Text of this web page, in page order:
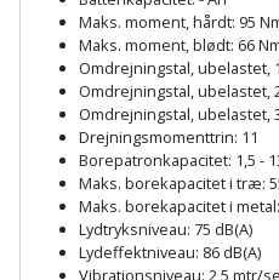
Radonsikring
Rumdeler
Sand
grus
Skruer,
Målebånd
Markeringsværktøj
Mejsel
Murerværktøj
Føringsskinne
Forlængerledning
Fugepistol
Fugtmåler
Gipsskruemaskine
kajak
Havemøbler
Havepleje
Haveredskaber
Maks. moment, hårdt: 95
Maks. moment, blødt: 66
Omdrejningstal, ubelastet,
Omdrejningstal, ubelastet,
Omdrejningstal, ubelastet,
Drejningsmomenttrin: 11
Borepatronkapacitet: 1,5 -
Maks. borekapacitet i træ:
Maks. borekapacitet i
Lydtryksniveau: 75 dB(A)
Lydeffektniveau: 86 dB(A)
Vibrationsniveau: 2,5 mtr/